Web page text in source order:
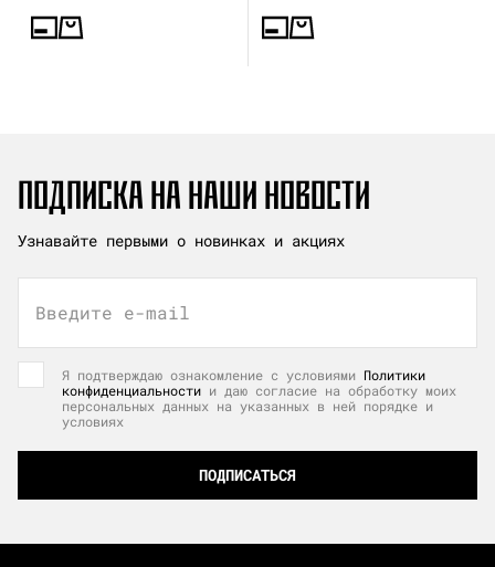
ПОДПИСКА НА НАШИ НОВОСТИ
Узнавайте первыми о новинках и акциях
Введите e-mail
Я подтверждаю ознакомление с условиями Политики
конфиденциальности и даю согласие на обработку моих
персональных данных на указанных в ней порядке и
условиях
ПОДПИСАТЬСЯ